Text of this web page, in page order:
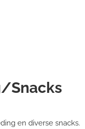
Snacks
en diverse snacks.